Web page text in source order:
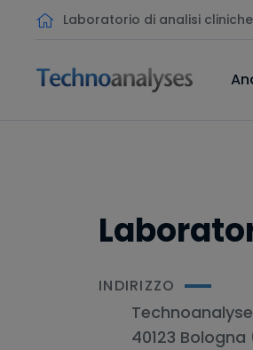
Laboratorio di analisi
INDIRIZZO
40123 Bologna